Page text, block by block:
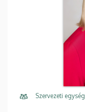
Szervezeti egység